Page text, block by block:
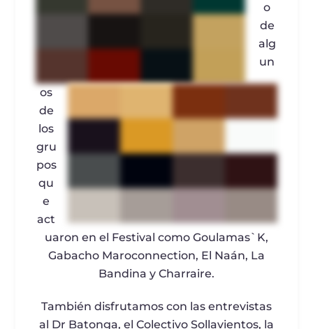
o
de
alg
un
os
de
los
gru
pos
qu
e
act
uaron en el Festival como Goulamas`K,
Gabacho Maroconnection, El Naán, La
Bandina y Charraire.
También disfrutamos con las entrevistas
al Dr Batonga, el Colectivo Sollavientos, la